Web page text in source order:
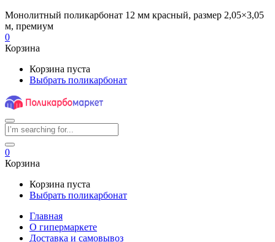
Монолитный поликарбонат 12 мм красный, размер 2,05×3,05
м, премиум
0
Корзина
Корзина пуста
Выбрать поликарбонат
0
Корзина
Корзина пуста
Выбрать поликарбонат
Главная
О гипермаркете
Доставка и самовывоз